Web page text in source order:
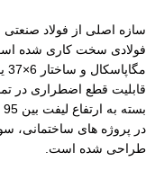
سازه اصلی از فولاد
قابلیت قطع اضطراری در
در پروژه‌ های ساختمانی،
طراحی شده است.